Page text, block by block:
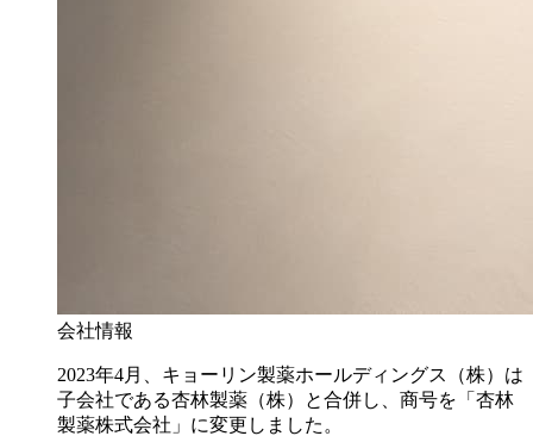
会社情報
2023年4月、キョーリン製薬ホールディングス（株）は
子会社である杏林製薬（株）と合併し、商号を「杏林
製薬株式会社」に変更しました。